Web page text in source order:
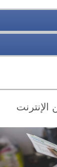
الإنترنت